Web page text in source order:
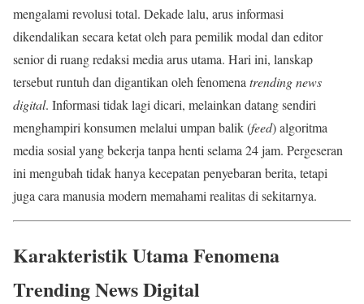
mengalami revolusi total. Dekade lalu, arus informasi
dikendalikan secara ketat oleh para pemilik modal dan editor
senior di ruang redaksi media arus utama. Hari ini, lanskap
tersebut runtuh dan digantikan oleh fenomena trending news
digital. Informasi tidak lagi dicari, melainkan datang sendiri
menghampiri konsumen melalui umpan balik (feed) algoritma
media sosial yang bekerja tanpa henti selama 24 jam. Pergeseran
ini mengubah tidak hanya kecepatan penyebaran berita, tetapi
juga cara manusia modern memahami realitas di sekitarnya.
Karakteristik Utama Fenomena
Trending News Digital